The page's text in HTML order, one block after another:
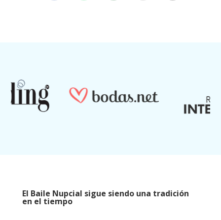
El Baile Nupcial sigue siendo una tradición
en el tiempo